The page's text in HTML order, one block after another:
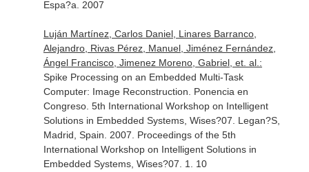
Espa?a. 2007
Luján Martínez, Carlos Daniel, Linares Barranco,
Alejandro, Rivas Pérez, Manuel, Jiménez Fernández,
Ángel Francisco, Jimenez Moreno, Gabriel, et. al.:
Spike Processing on an Embedded Multi-Task
Computer: Image Reconstruction. Ponencia en
Congreso. 5th International Workshop on Intelligent
Solutions in Embedded Systems, Wises?07. Legan?S,
Madrid, Spain. 2007. Proceedings of the 5th
International Workshop on Intelligent Solutions in
Embedded Systems, Wises?07. 1. 10